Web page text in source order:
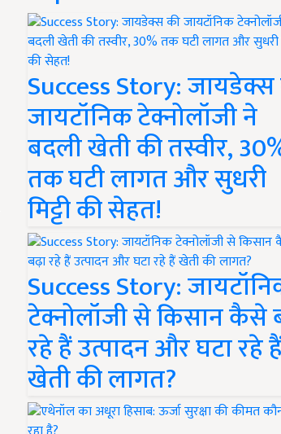
Success Story:
जायटॉनिक टेक्नोलॉजी ने
बदली खेती की तस्वीर,
तक घटी लागत और सुधरी
मिट्टी की सेहत!
Success Story:
टेक्नोलॉजी से किसान कैसे
रहे हैं उत्पादन और घटा रहे
खेती की लागत?